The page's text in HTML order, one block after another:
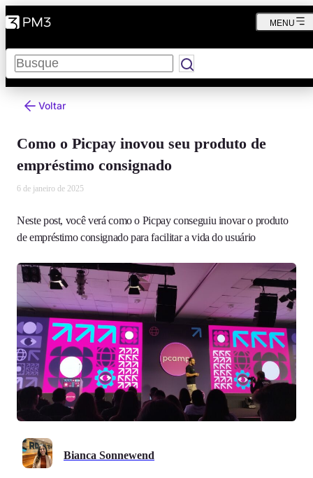
Pesquisar
MENU
Voltar
Bianca Sonnewend
Como o Picpay inovou seu produto de
empréstimo consignado
6 de janeiro de 2025
Neste post, você verá como o Picpay conseguiu inovar o produto
de empréstimo consignado para facilitar a vida do usuário